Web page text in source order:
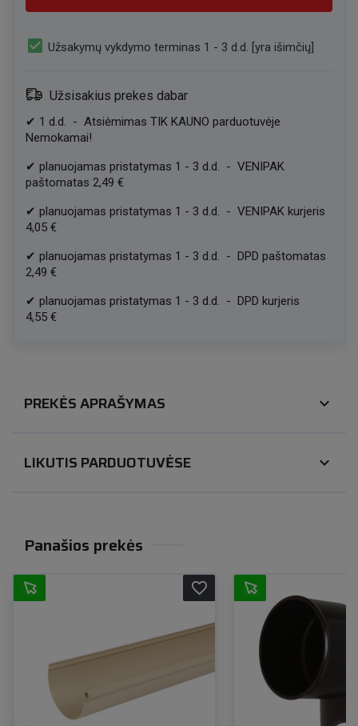
check_box Užsakymų vykdymo terminas 1 - 3 d.d. [yra išimčių]
Užsisakius prekes dabar
✔ 1 d.d. - Atsiėmimas TIK KAUNO parduotuvėje
Nemokamai!
✔ planuojamas pristatymas 1 - 3 d.d. - VENIPAK
paštomatas 2,49 €
✔ planuojamas pristatymas 1 - 3 d.d. - VENIPAK kurjeris
4,05 €
✔ planuojamas pristatymas 1 - 3 d.d. - DPD paštomatas
2,49 €
✔ planuojamas pristatymas 1 - 3 d.d. - DPD kurjeris
4,55 €
PREKĖS APRAŠYMAS expand_more
LIKUTIS PARDUOTUVĖSE expand_more
Panašios prekės
favorite_border